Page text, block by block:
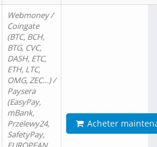
Webmoney /
Coingate
(BTC, BCH,
BTG, CVC,
DASH, ETC,
ETH, LTC,
OMG, ZEC…) /
Paysera
(EasyPay,
mBank,
Przelewy24,
SafetyPay,
Acheter